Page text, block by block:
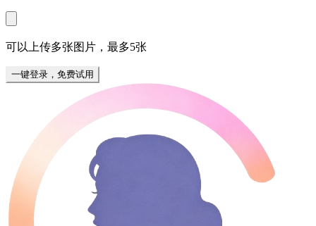
可以上传多张图片，最多5张
一键登录，免费试用